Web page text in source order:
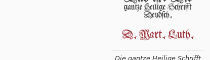
Die gantze Heilige Schrifft